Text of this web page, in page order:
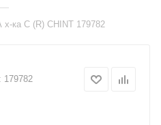
ка C (R) CHINT 179782
179782